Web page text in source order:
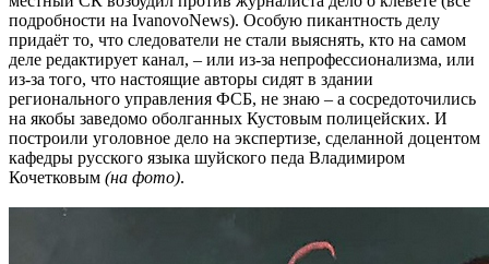
подробности на IvanovoNews). Особую пикантность делу
придаёт то, что следователи не стали выяснять, кто на самом
деле редактирует канал, – или из-за непрофессионализма, или
из-за того, что настоящие авторы сидят в здании
регионального управления ФСБ, не знаю – а сосредоточились
на якобы заведомо оболганных Кустовым полицейских. И
построили уголовное дело на экспертизе, сделанной доцентом
кафедры русского языка шуйского педа Владимиром
Кочетковым (на фото).